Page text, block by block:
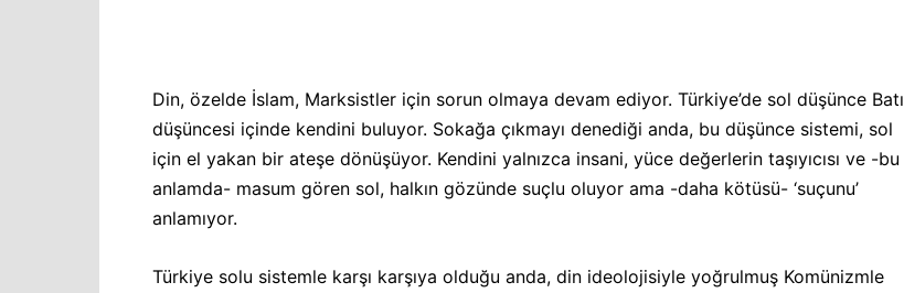
Din, özelde İslam, Marksistler için sorun olmaya devam ediyor. Türkiye’de sol düşünce Batı
düşüncesi içinde kendini buluyor. Sokağa çıkmayı denediği anda, bu düşünce sistemi, sol
için el yakan bir ateşe dönüşüyor. Kendini yalnızca insani, yüce değerlerin taşıyıcısı ve -bu
anlamda- masum gören sol, halkın gözünde suçlu oluyor ama -daha kötüsü- ‘suçunu’
anlamıyor.
Türkiye solu sistemle karşı karşıya olduğu anda, din ideolojisiyle yoğrulmuş Komünizmle